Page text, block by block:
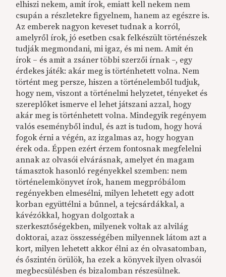
elhiszi nekem, amit írok, emiatt kell nekem nem
csupán a részletekre figyelnem, hanem az egészre is.
Az emberek nagyon keveset tudnak a korról,
amelyről írok, jó esetben csak felkészült történészek
tudják megmondani, mi igaz, és mi nem. Amit én
írok – és amit a zsáner többi szerzői írnak –, egy
érdekes játék: akár meg is történhetett volna. Nem
történt meg persze, hiszen a történelemből tudjuk,
hogy nem, viszont a történelmi helyzetet, tényeket és
szereplőket ismerve el lehet játszani azzal, hogy
akár meg is történhetett volna. Mindegyik regényem
valós eseményből indul, és azt is tudom, hogy hová
fogok érni a végén, az izgalmas az, hogy hogyan
érek oda. Éppen ezért érzem fontosnak megfelelni
annak az olvasói elvárásnak, amelyet én magam
támasztok hasonló regényekkel szemben: nem
történelemkönyvet írok, hanem megpróbálom
regényekben elmesélni, milyen lehetett egy adott
korban együttélni a bűnnel, a tejcsárdákkal, a
kávézókkal, hogyan dolgoztak a
szerkesztőségekben, milyenek voltak az alvilág
doktorai, azaz összességében milyennek látom azt a
kort, milyen lehetett akkor élni az én olvasatomban,
és őszintén örülök, ha ezek a könyvek ilyen olvasói
megbecsülésben és bizalomban részesülnek.